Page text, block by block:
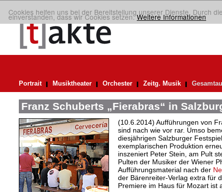
Cookies helfen uns bei der Bereitstellung unserer Dienste. Durch
einverstanden, dass wir Cookies setzen.Weitere Informationen
Portrait Musiktheater Orchester Zeitg. Musik
Franz Schuberts „Fierabras“ in
(10.6.2014) Aufführungen von
sind nach wie vor rar. Umso
diesjährigen Salzburger
exemplarischen Produktion
inszeniert Peter Stein, am Pult
Pulten der Musiker der Wiener
Aufführungsmaterial nach der
der Bärenreiter-Verlag extra für
Premiere im Haus für Mozart ist